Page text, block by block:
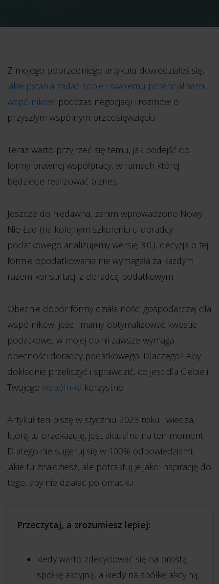
Z mojego poprzedniego artykułu dowiedziałeś się,
jakie pytania zadać sobie i swojemu potencjalnemu
wspólnikowi podczas negocjacji i rozmów o
przyszłym wspólnym przedsięwzięciu.
Teraz warto przyjrzeć się temu, jak podejść do
formy prawnej współpracy, w ramach której
będziecie realizować biznes.
Jeszcze do niedawna, zanim wprowadzono Nowy
Nie-Ład (na kolejnym szkoleniu u doradcy
podatkowego analizujemy wersję 3.0.), decyzja o tej
formie opodatkowania nie wymagała za każdym
razem konsultacji z doradcą podatkowym.
Obecnie dobór formy działalności gospodarczej dla
wspólników, jeżeli mamy optymalizować kwestie
podatkowe, w mojej opinii zawsze wymaga
obecności doradcy podatkowego. Dlaczego? Aby
dokładnie przeliczyć i sprawdzić, co jest dla Ciebie i
Twojego wspólnika korzystne.
Artykuł ten piszę w styczniu 2023 roku i wiedza,
którą tu przekazuję, jest aktualna na ten moment.
Dlatego nie sugeruj się w 100% odpowiedziami,
jakie tu znajdziesz, ale potraktuj je jako inspirację do
tego, aby nie działać po omacku.
Przeczytaj, a zrozumiesz lepiej:
kiedy warto zdecydować się na prostą
spółkę akcyjną, a kiedy na spółkę akcyjną;